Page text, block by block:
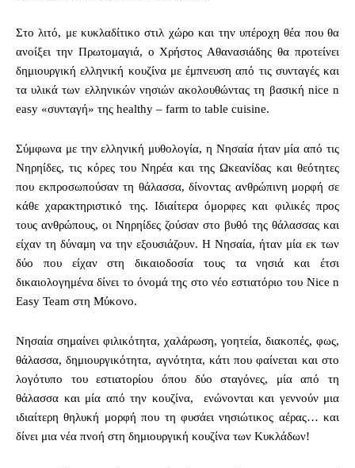
Στο λιτό, με κυκλαδίτικο στιλ χώρο και την υπέροχη θέα που θα
ανοίξει την Πρωτομαγιά, ο Χρήστος Αθανασιάδης θα προτείνει
δημιουργική ελληνική κουζίνα με έμπνευση από τις συνταγές και
τα υλικά των ελληνικών νησιών ακολουθώντας τη βασική nice n
easy «συνταγή» της healthy – farm to table cuisine.
Σύμφωνα με την ελληνική μυθολογία, η Νησαία ήταν μία από τις
Νηρηίδες, τις κόρες του Νηρέα και της Ωκεανίδας και θεότητες
που εκπροσωπούσαν τη θάλασσα, δίνοντας ανθρώπινη μορφή σε
κάθε χαρακτηριστικό της. Ιδιαίτερα όμορφες και φιλικές προς
τους ανθρώπους, οι Νηρηίδες ζούσαν στο βυθό της θάλασσας και
είχαν τη δύναμη να την εξουσιάζουν. Η Νησαία, ήταν μία εκ των
δύο που είχαν στη δικαιοδοσία τους τα νησιά και έτσι
δικαιολογημένα δίνει το όνομά της στο νέο εστιατόριο του Nice n
Easy Team στη Μύκονο.
Nησαία σημαίνει φιλικότητα, χαλάρωση, γοητεία, διακοπές, φως,
θάλασσα, δημιουργικότητα, αγνότητα, κάτι που φαίνεται και στο
λογότυπο του εστιατορίου όπου δύο σταγόνες, μία από τη
θάλασσα και μία από την κουζίνα, ενώνονται και γεννούν μια
ιδιαίτερη θηλυκή μορφή που τη φυσάει νησιώτικος αέρας… και
δίνει μια νέα πνοή στη δημιουργική κουζίνα των Κυκλάδων!